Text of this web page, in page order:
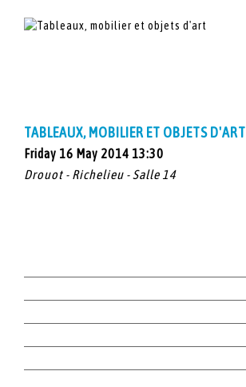
TABLEAUX, MOBILIER ET OBJETS D'ART
Friday 16 May 2014 13:30
Drouot - Richelieu - Salle 14